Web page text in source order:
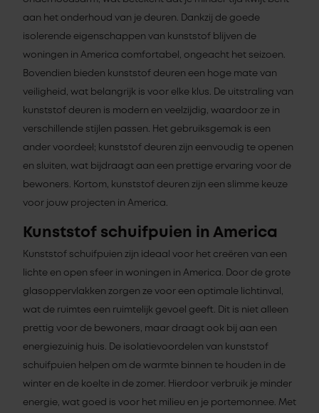
aan het onderhoud van je deuren. Dankzij de goede
isolerende eigenschappen van kunststof blijven de
woningen in America comfortabel, ongeacht het seizoen.
Bovendien bieden kunststof deuren een hoge mate van
veiligheid, wat belangrijk is voor elke klus. De uitstraling van
kunststof deuren is modern en veelzijdig, waardoor ze in
verschillende stijlen passen. Het gebruiksgemak is een
ander voordeel; kunststof deuren zijn eenvoudig te openen
en sluiten, wat bijdraagt aan een prettige ervaring voor de
bewoners. Kortom, kunststof deuren zijn een slimme keuze
voor jouw projecten in America.
Kunststof schuifpuien in America
Kunststof schuifpuien zijn ideaal voor het creëren van een
lichte en open sfeer in woningen in America. Door de grote
glasoppervlakken zorgen ze voor een optimale lichtinval,
wat de ruimtes een ruimtelijk gevoel geeft. Dit is niet alleen
prettig voor de bewoners, maar draagt ook bij aan een
energiezuinig huis. De isolatievoordelen van kunststof
schuifpuien helpen om de warmte binnen te houden in de
winter en de koelte in de zomer. Hierdoor verbruik je minder
energie, wat goed is voor het milieu en je portemonnee. Met